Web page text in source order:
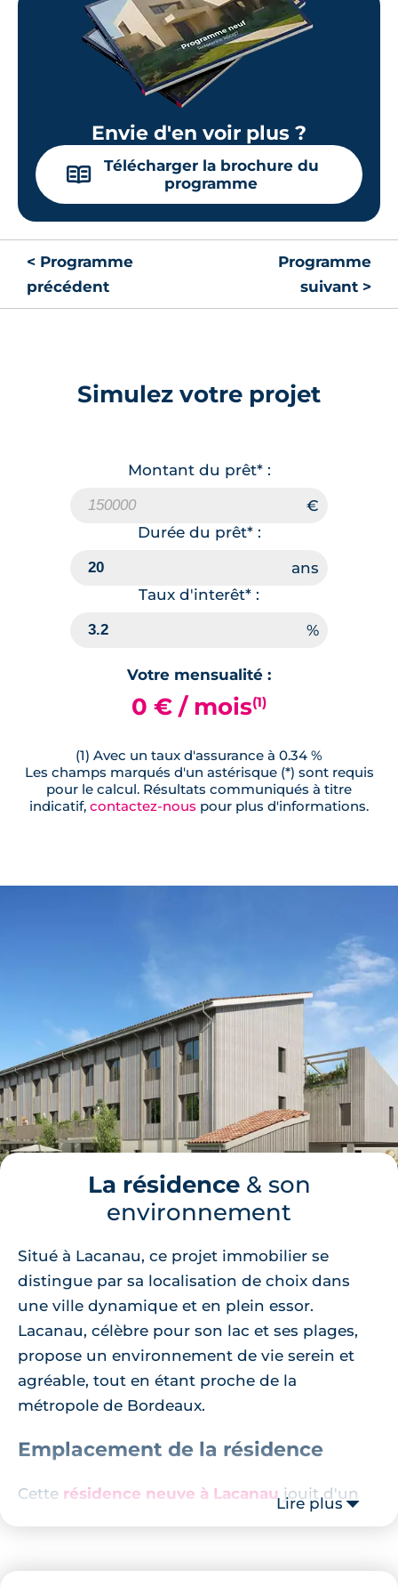
Envie d'en voir plus ?
📖
Télécharger la brochure du
programme
< Programme
précédent
Programme
suivant >
Simulez votre projet
Montant du prêt* :
Durée du prêt* :
Taux d'interêt* :
Votre mensualité :
0 € / mois(1)
(1) Avec un taux d'assurance à 0.34 %
Les champs marqués d'un astérisque (*) sont requis
pour le calcul. Résultats communiqués à titre
indicatif, contactez-nous pour plus d'informations.
La résidence& son
environnement
Situé à Lacanau, ce projet immobilier se
distingue par sa localisation de choix dans
une ville dynamique et en plein essor.
Lacanau, célèbre pour son lac et ses plages,
propose un environnement de vie serein et
agréable, tout en étant proche de la
métropole de Bordeaux.
Emplacement de la résidence
Cette résidence neuve à Lacanau jouit d'un
emplacement idéal, proche de divers services
seulement 7 minutes à pied, ce qui facilite la
Lire plus